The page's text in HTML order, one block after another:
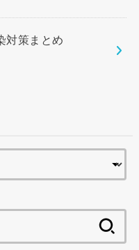
対策まとめ